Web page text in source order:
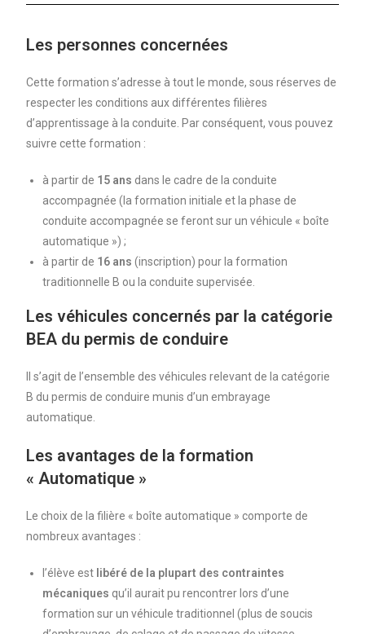
Les personnes concernées
Cette formation s’adresse à tout le monde, sous réserves de
respecter les conditions aux différentes filières
d’apprentissage à la conduite. Par conséquent, vous pouvez
suivre cette formation :
à partir de 15 ans dans le cadre de la conduite
accompagnée (la formation initiale et la phase de
conduite accompagnée se feront sur un véhicule « boîte
automatique ») ;
à partir de 16 ans (inscription) pour la formation
traditionnelle B ou la conduite supervisée.
Les véhicules concernés par la catégorie
BEA du permis de conduire
Il s’agit de l’ensemble des véhicules relevant de la catégorie
B du permis de conduire munis d’un embrayage
automatique.
Les avantages de la formation
« Automatique »
Le choix de la filière « boîte automatique » comporte de
nombreux avantages :
l’élève est libéré de la plupart des contraintes
mécaniques qu’il aurait pu rencontrer lors d’une
formation sur un véhicule traditionnel (plus de soucis